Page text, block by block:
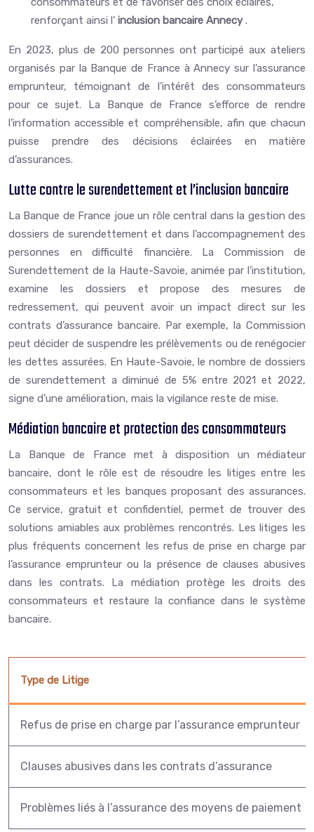
renforçant ainsi l’ inclusion bancaire Annecy.
En 2023, plus de 200 personnes ont participé aux ateliers
organisés par la Banque de France à Annecy sur l’assurance
emprunteur, témoignant de l’intérêt des consommateurs
pour ce sujet. La Banque de France s’efforce de rendre
l’information accessible et compréhensible, afin que chacun
puisse prendre des décisions éclairées en matière
d’assurances.
Lutte contre le surendettement et l’inclusion bancaire
La Banque de France joue un rôle central dans la gestion des
dossiers de surendettement et dans l’accompagnement des
personnes en difficulté financière. La Commission de
Surendettement de la Haute-Savoie, animée par l’institution,
examine les dossiers et propose des mesures de
redressement, qui peuvent avoir un impact direct sur les
contrats d’assurance bancaire. Par exemple, la Commission
peut décider de suspendre les prélèvements ou de renégocier
les dettes assurées. En Haute-Savoie, le nombre de dossiers
de surendettement a diminué de 5% entre 2021 et 2022,
signe d’une amélioration, mais la vigilance reste de mise.
Médiation bancaire et protection des consommateurs
La Banque de France met à disposition un médiateur
bancaire, dont le rôle est de résoudre les litiges entre les
consommateurs et les banques proposant des assurances.
Ce service, gratuit et confidentiel, permet de trouver des
solutions amiables aux problèmes rencontrés. Les litiges les
plus fréquents concernent les refus de prise en charge par
l’assurance emprunteur ou la présence de clauses abusives
dans les contrats. La médiation protège les droits des
consommateurs et restaure la confiance dans le système
bancaire.
Type de Litige
Refus de prise en charge par l’assurance emprunteur
Clauses abusives dans les contrats d’assurance
Problèmes liés à l’assurance des moyens de paiement